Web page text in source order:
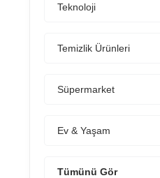
Teknoloji
Temizlik Ürünleri
Süpermarket
Ev & Yaşam
Tümünü Gör